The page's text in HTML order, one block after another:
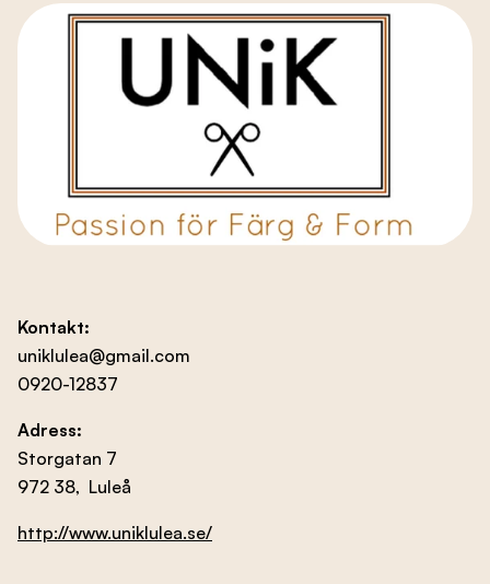
Kontakt:
uniklulea@gmail.com
0920-12837
Adress:
Storgatan 7
972 38, Luleå
http://www.uniklulea.se/